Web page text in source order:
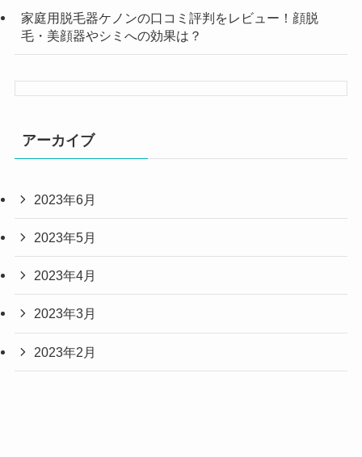
家庭用脱毛器ケノンの口コミ評判をレビュー！顔脱
毛・美顔器やシミへの効果は？
アーカイブ
2023年6月
2023年5月
2023年4月
2023年3月
2023年2月